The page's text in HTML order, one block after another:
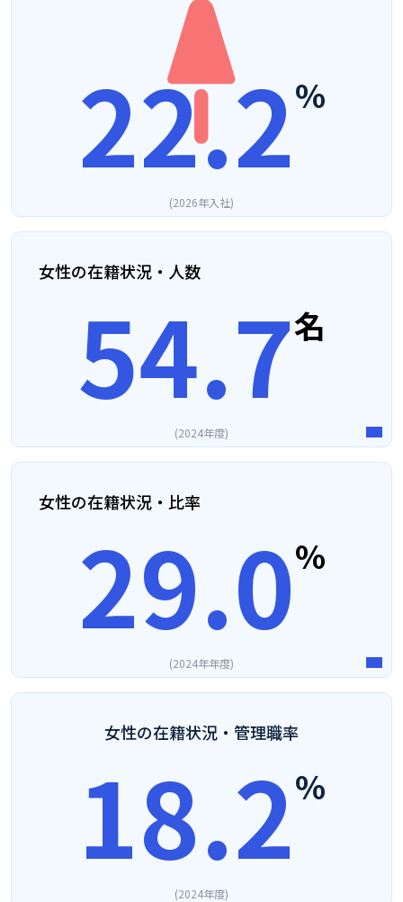
22.2%
2026年入社
女性の在籍状況・人数
67.0名
2024年度
女性の在籍状況・比率
29.0%
2024年年度
女性の在籍状況・管理職率
18.2%
2024年度